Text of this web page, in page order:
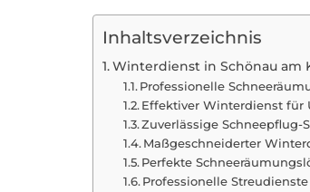
Inhaltsverzeichnis
Winterdienst in Schönau am
Professionelle
Effektiver Winterdienst für
Zuverlässige Schneepflug-
Maßgeschneiderter
Perfekte
Professionelle